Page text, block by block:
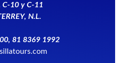
C-10 y C-11
N.L.
81 8369 1992